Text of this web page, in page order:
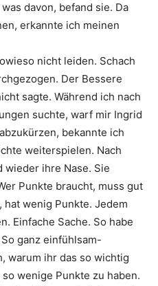
davon, befand sie. Da
erkannte ich meinen
nicht leiden. Schach
Der Bessere
sagte. Während ich nach
suchte, warf mir Ingrid
bekannte ich
weiterspielen. Nach
wieder ihre Nase. Sie
Punkte braucht, muss gut
wenig Punkte. Jedem
Einfache Sache. So habe
ganz einfühlsam-
warum ihr das so wichtig
wenige Punkte zu haben.